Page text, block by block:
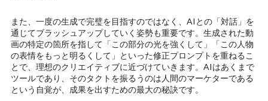
また、一度の生成で完璧を目指すのではなく、AIとの「対話」を
通じてブラッシュアップしていく姿勢も重要です。生成された動
画の特定の箇所を指して「この部分の光を強くして」「この人物
の表情をもっと明るくして」といった修正プロンプトを重ねるこ
とで、理想のクリエイティブに近づけていきます。AIはあくまで
ツールであり、そのタクトを振るうのは人間のマーケターである
という自覚が、成果を出すための最大の秘訣です。